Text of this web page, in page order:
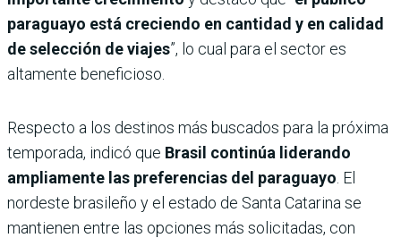
paraguayo está creciendo en cantidad y en calidad
de selección de viajes”, lo cual para el sector es
altamente beneficioso.
Respecto a los destinos más buscados para la próxima
temporada, indicó que Brasil continúa liderando
ampliamente las preferencias del paraguayo . El
nordeste brasileño y el estado de Santa Catarina se
mantienen entre las opciones más solicitadas, con